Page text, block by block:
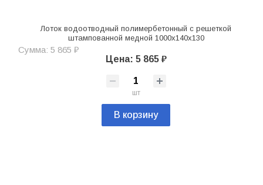
Лоток водоотводный полимербетонный с решеткой
штампованной медной 1000х140х130
Сумма: 5 865 ₽
Цена: 5 865 ₽
шт
В корзину